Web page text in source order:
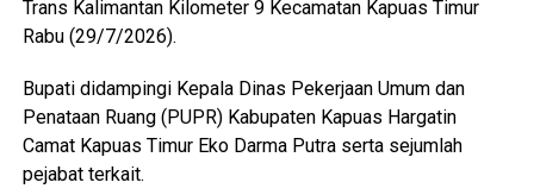
WhatsApp 0 Facebook 0
Pesparawi di tingkat jemaat maupun kecamatan.
standar pembinaan di seluruh Kabupaten Kapuas. Ilmu
yang diperoleh para peserta diharapkan dapat
diimplementasikan kembali di wilayah masing-masing
sehingga kualitas vokal dirigen dan pembinaan paduan
Trans Kalimantan Kilometer 9 Kecamatan Kapuas Timur
Rabu (29/7/2026).
Bupati didampingi Kepala Dinas Pekerjaan Umum dan
Penataan Ruang (PUPR) Kabupaten Kapuas Hargatin
Camat Kapuas Timur Eko Darma Putra serta sejumlah
pejabat terkait.